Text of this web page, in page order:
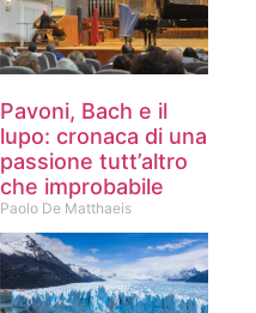
Pavoni, Bach e il
lupo: cronaca di una
passione tutt’altro
che improbabile
Paolo De Matthaeis